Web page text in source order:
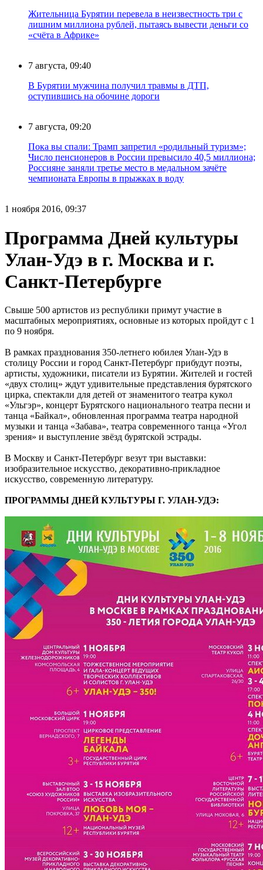
Жительница Бурятии перевела в неизвестность три с
лишним миллиона рублей, пытаясь вывести деньги со
«счёта в Африке»
7 августа, 09:40
В Бурятии мужчина получил травмы в ДТП,
оступившись на обочине дороги
7 августа, 09:20
Пока вы спали: Трамп запретил «родильный туризм»;
Число пенсионеров в России превысило 40,5 миллиона;
Россияне заняли третье место в медальном зачёте
чемпионата Европы в прыжках в воду
1 ноября 2016, 09:37
Программа Дней культуры
Улан-Удэ в г. Москва и г.
Санкт-Петербурге
Свыше 500 артистов из республики примут участие в
масштабных мероприятиях, основные из которых пройдут с 1
по 9 ноября.
В рамках празднования 350-летнего юбилея Улан-Удэ в
столицу России и город Санкт-Петербург прибудут поэты,
артисты, художники, писатели из Бурятии. Жителей и гостей
«двух столиц» ждут удивительные представления бурятского
цирка, спектакли для детей от знаменитого театра кукол
«Ульгэр», концерт Бурятского национального театра песни и
танца «Байкал», обновленная программа театра народной
музыки и танца «Забава», театра современного танца «Угол
зрения» и выступление звёзд бурятской эстрады.
В Москву и Санкт-Петербург везут три выставки:
изобразительное искусство, декоративно-прикладное
искусство, современную литературу.
ПРОГРАММЫ ДНЕЙ КУЛЬТУРЫ Г. УЛАН-УДЭ: